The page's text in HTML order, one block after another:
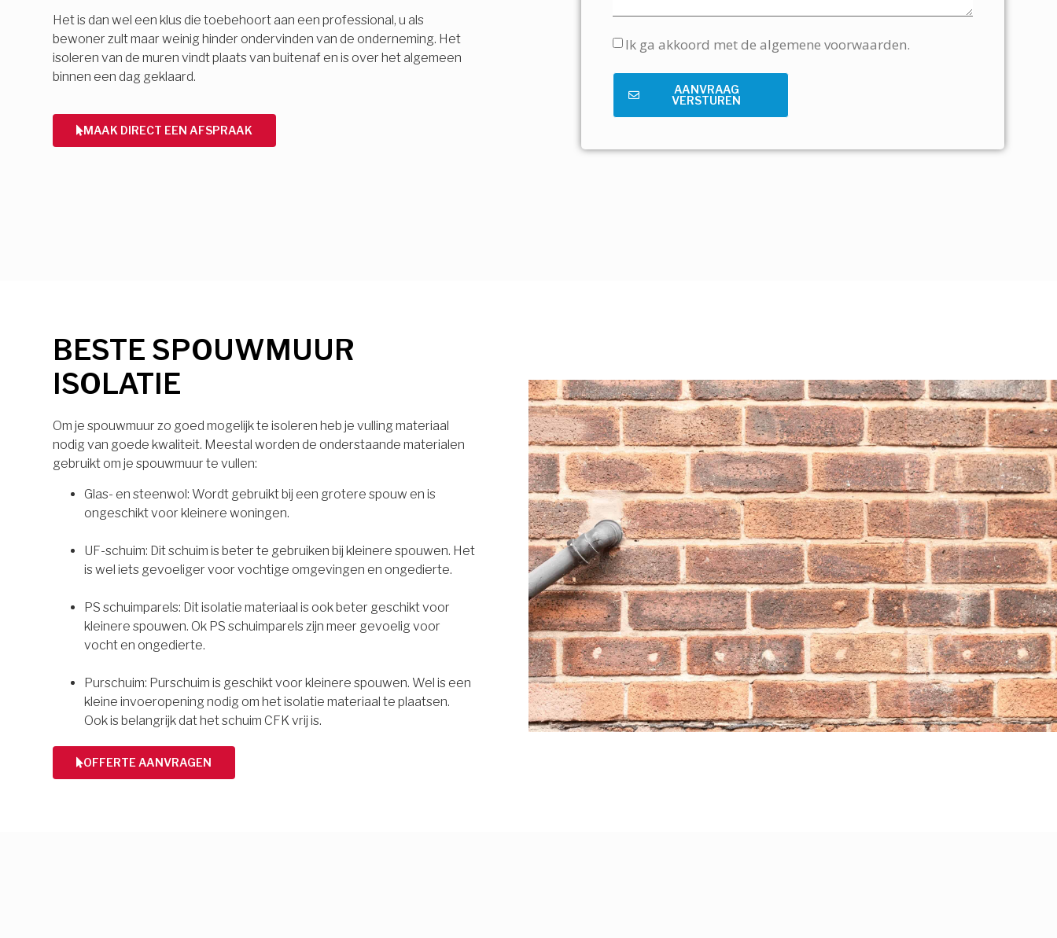
Het is dan wel een klus die toebehoort aan een professional, u als
bewoner zult maar weinig hinder ondervinden van de onderneming. Het
isoleren van de muren vindt plaats van buitenaf en is over het algemeen
binnen een dag geklaard.
MAAK DIRECT EEN AFSPRAAK
Ik ga akkoord met de algemene voorwaarden.
AANVRAAG
VERSTUREN
BESTE SPOUWMUUR
ISOLATIE
Om je spouwmuur zo goed mogelijk te isoleren heb je vulling materiaal
nodig van goede kwaliteit. Meestal worden de onderstaande materialen
gebruikt om je spouwmuur te vullen:
Glas- en steenwol: Wordt gebruikt bij een grotere spouw en is
ongeschikt voor kleinere woningen.
UF-schuim: Dit schuim is beter te gebruiken bij kleinere spouwen. Het
is wel iets gevoeliger voor vochtige omgevingen en ongedierte.
PS schuimparels: Dit isolatie materiaal is ook beter geschikt voor
kleinere spouwen. Ok PS schuimparels zijn meer gevoelig voor
vocht en ongedierte.
Purschuim: Purschuim is geschikt voor kleinere spouwen. Wel is een
kleine invoeropening nodig om het isolatie materiaal te plaatsen.
Ook is belangrijk dat het schuim CFK vrij is.
OFFERTE AANVRAGEN